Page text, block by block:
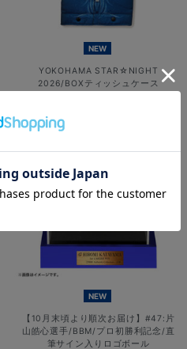
NEW
YOKOHAMA STAR☆NIGHT
2026/BOXティッシュケース
NEW
【10月末頃より順次お届け】#47:片
山皓心選手/BBM/プロ初勝利記念/直
筆サイン入りロゴボール